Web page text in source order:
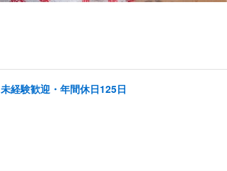
経験歓迎・年間休日125日